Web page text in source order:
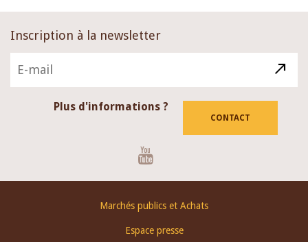
Inscription à la newsletter
Plus d'informations ?
CONTACT
Marchés publics et Achats
Espace presse